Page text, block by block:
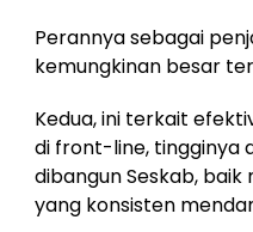
Perannya sebagai
kemungkinan besar
Kedua, ini terkait
di front-line, tingginya
dibangun Seskab,
yang konsisten